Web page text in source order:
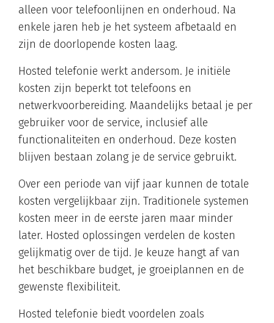
alleen voor telefoonlijnen en onderhoud. Na
enkele jaren heb je het systeem afbetaald en
zijn de doorlopende kosten laag.
Hosted telefonie werkt andersom. Je initiële
kosten zijn beperkt tot telefoons en
netwerkvoorbereiding. Maandelijks betaal je per
gebruiker voor de service, inclusief alle
functionaliteiten en onderhoud. Deze kosten
blijven bestaan zolang je de service gebruikt.
Over een periode van vijf jaar kunnen de totale
kosten vergelijkbaar zijn. Traditionele systemen
kosten meer in de eerste jaren maar minder
later. Hosted oplossingen verdelen de kosten
gelijkmatig over de tijd. Je keuze hangt af van
het beschikbare budget, je groeiplannen en de
gewenste flexibiliteit.
Hosted telefonie biedt voordelen zoals